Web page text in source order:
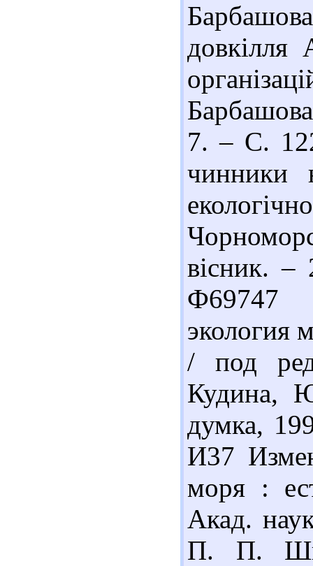
довкілля
7. – С.
чинники
вісник.
Ф69747
экология
/ под
Кудина,
думка,
И37
моря :
Акад.
П. П.